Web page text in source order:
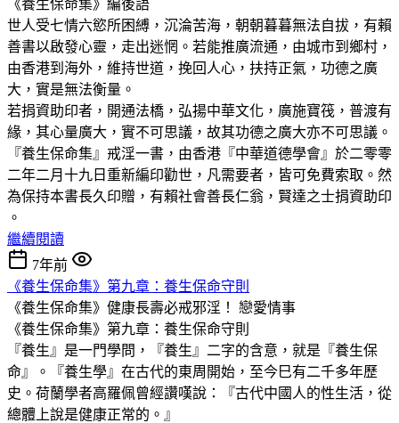
《養生保命集》編後語
世人受七情六慾所困縛，沉淪苦海，朝朝暮暮無法自拔，有賴
善書以啟發心靈，走出迷惘。若能推廣流通，由城市到鄉村，
由香港到海外，維持世道，挽回人心，扶持正氣，功德之廣
大，實是無法衡量。
若捐資助印者，開通法橋，弘揚中華文化，廣施寶筏，普渡有
緣，其心量廣大，實不可思議，故其功德之廣大亦不可思議。
『養生保命集』戒淫一書，由香港『中華道德學會』於二零零
二年二月十九日重新編印勸世，凡需要者，皆可免費索取。然
為保持本書長久印贈，有賴社會善長仁翁，賢達之士捐資助印
。
繼續閱讀
7年前
《養生保命集》第九章：養生保命守則
《養生保命集》健康長壽必戒邪淫！ 戀愛情事
《養生保命集》第九章：養生保命守則
『養生』是一門學問，『養生』二字的含意，就是『養生保
命』。『養生學』在古代的東周開始，至今巳有二千多年歷
史。荷蘭學者高羅佩曾經讚嘆說：『古代中國人的性生活，從
總體上說是健康正常的。』